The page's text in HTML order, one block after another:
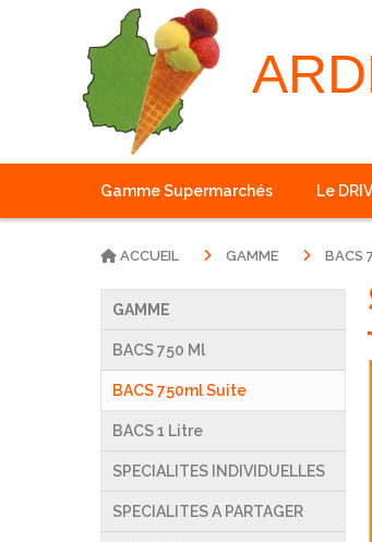
Gamme Supermarchés Le
GAMME
BACS 750 Ml
BACS 750ml Suite
BACS 1 Litre
SPECIALITES INDIVIDUELLES
SPECIALITES A PARTAGER
ACCUEIL GAMME BACS
Panneau de gestion des cookies